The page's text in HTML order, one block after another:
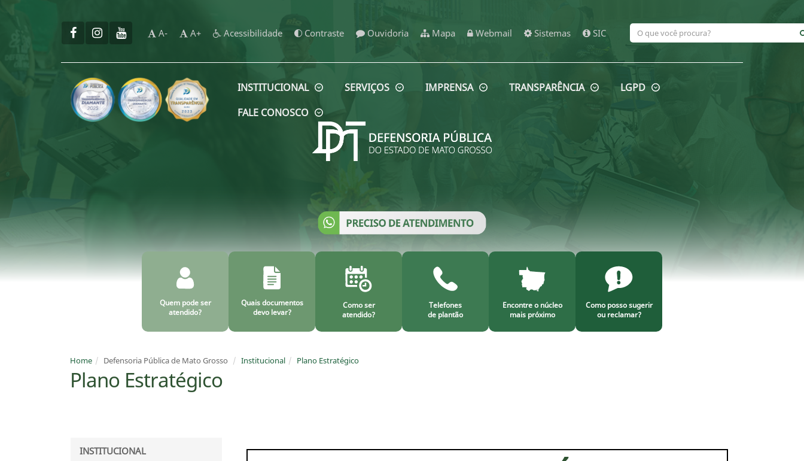
A- A+ Acessibilidade Contraste Ouvidoria Mapa Webmail Sistemas SIC
INSTITUCIONAL SERVIÇOS IMPRENSA TRANSPARÊNCIA
LGPD
FALE CONOSCO
Quem pode ser
atendido?
Quais documentos
devo levar?
Como ser
atendido?
Telefones
de plantão
Encontre o núcleo
mais próximo
Como posso sugerir
ou reclamar?
Home Defensoria Pública de Mato Grosso Institucional Plano Estratégico
Plano Estratégico
INSTITUCIONAL